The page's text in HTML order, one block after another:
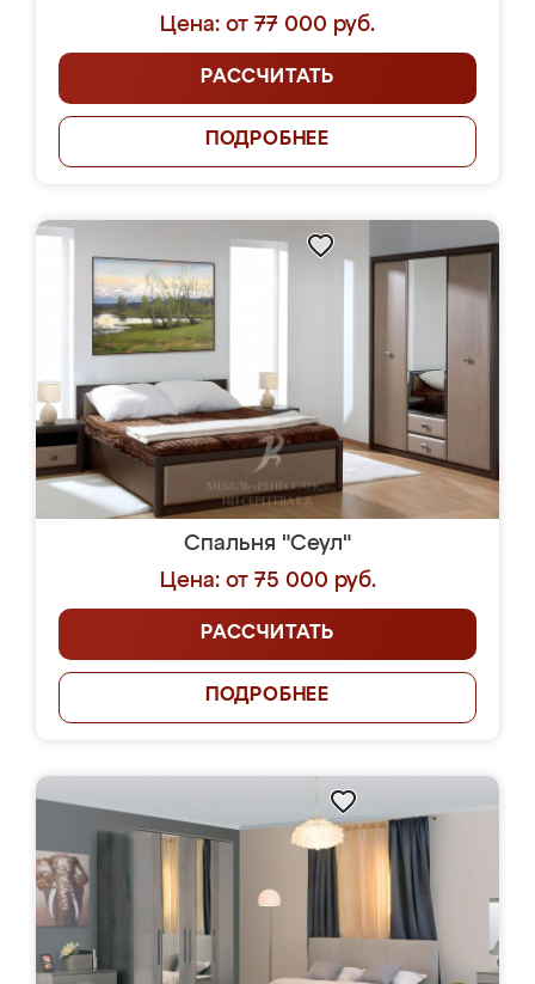
Цена: от 77 000 руб.
РАССЧИТАТЬ
ПОДРОБНЕЕ
Спальня "Сеул"
Цена: от 75 000 руб.
РАССЧИТАТЬ
ПОДРОБНЕЕ